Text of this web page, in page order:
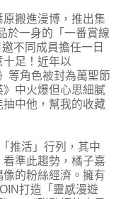
搬進漫博，推出集
於一身的「一番賞線
不同成員擔任一日
足！近年以
等角色被封為萬聖節
中火爆但心思細膩
中他，幫我的收藏
推活」行列，其中
準此趨勢，橘子嘉
的粉絲經濟。擁有
打造「靈感漫遊